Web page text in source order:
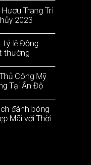
Trang Trí
2023
tỷ lệ Đồng
thường
Công Mỹ
Tại Ấn Độ
đánh bóng
Mãi với Thời